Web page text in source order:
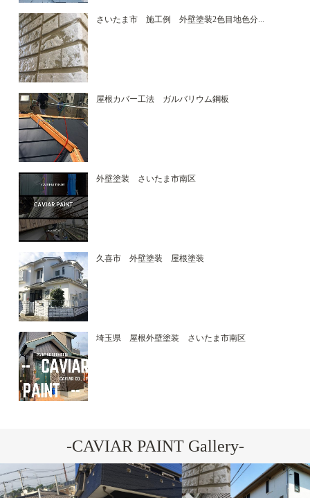
さいたま市 施工例 外壁塗装2色目地色分...
屋根カバー工法 ガルバリウム鋼板
外壁塗装 さいたま市南区
久喜市 外壁塗装 屋根塗装
埼玉県 屋根外壁塗装 さいたま市南区
-CAVIAR PAINT Gallery-